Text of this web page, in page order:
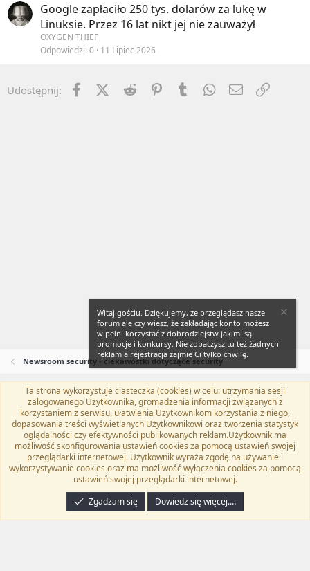
Google zapłaciło 250 tys. dolarów za lukę w
Linuksie. Przez 16 lat nikt jej nie zauważył
OXYGEN THIEF
Odpowiedzi 0 11 Lipiec 2026
Udostępnij: FacebookX (Twitter)
Reddit PinterestTumblr WhatsApp
Email
Newsroom security - ciekawostki dotyczące security
Flat Awesome + (Parent DO NOT EDIT)
Polski (PL)
Kontakt
Regulamin Polityka prywatności Pomoc
TwitterKontakt
RSS
Community platform by XenForo® © 2010-2024 XenForo Ltd.
programyzadarmo.net.pl . | Xenforo Add-ons
Email Check by MPM.PM
Witaj gościu. Dziękujemy, że przeglądasz nasze
forum ale czy wiesz, że zakładając konto możesz
w pełni korzystać z dobrodziejstw jakimi są
promocje i konkursy. Nie zobaczysz tu też żadnych
reklam a rejestracja zajmie Ci tylko chwilę.
Ta strona wykorzystuje ciasteczka (cookies) w celu: utrzymania sesji
zalogowanego Użytkownika, gromadzenia informacji związanych z
korzystaniem z serwisu, ułatwienia Użytkownikom korzystania z niego,
dopasowania treści wyświetlanych Użytkownikowi oraz tworzenia statystyk
oglądalności czy efektywności publikowanych reklam.Użytkownik ma
możliwość skonfigurowania ustawień cookies za pomocą ustawień swojej
przeglądarki internetowej. Użytkownik wyraża zgodę na używanie i
wykorzystywanie cookies oraz ma możliwość wyłączenia cookies za pomocą
ustawień swojej przeglądarki internetowej.
Zgadzam się
Dowiedz się więcej.…